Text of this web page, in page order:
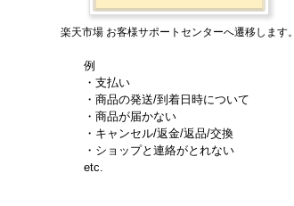
楽天市場 お客様サポートセンターへ遷移します。
例
・支払い
・商品の発送/到着日時について
・商品が届かない
・キャンセル/返金/返品/交換
・ショップと連絡がとれない
etc.